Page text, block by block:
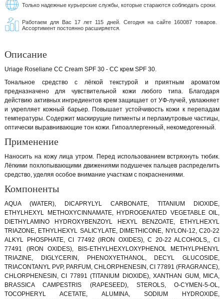
Только надежные курьерские службы, которые стараются соблюдать сроки.
Работаем для Вас 17 лет 115 дней. Сегодня на сайте 160087 товаров.
Ассортимент постоянно расширяется.
Описание
Uriage Roseliane CC Cream SPF 30 - СС крем SPF 30.
Тональное средство с лёгкой текстурой и приятным ароматом
предназначено для чувствительной кожи любого типа. Благодаря
действию активных ингредиентов крем защищает от УФ-лучей, увлажняет
и укрепляет кожный барьер. Повышает устойчивость кожи к перепадам
температуры. Содержит маскирущие пигменты и перламутровые частицы,
оптически выравнивающие тон кожи. Гипоаллергенный, некомедогенный.
Применение
Наносить на кожу лица утром. Перед использованием встряхнуть тюбик.
Лёгкими похлопывающими движениями подушечек пальцев распределить
средство, уделяя особое внимание участкам с покраснениями.
Компоненты
AQUA (WATER), DICAPRYLYL CARBONATE, TITANIUM DIOXIDE,
ETHYLHEXYL METHOXYCINNAMATE, HYDROGENATED VEGETABLE OIL,
DIETHYLAMINO HYDROXYBENZOYL HEXYL BENZOATE, ETHYLHEXYL
TRIAZONE, ETHYLHEXYL SALICYLATE, DIMETHICONE, NYLON-12, C20-22
ALKYL PHOSPHATE, CI 77492 (IRON OXIDES), C 20-22 ALCOHOLS,, CI
77491 (IRON OXIDES), BIS-ETHYLHEXYLOXYPHENOL METHYLPHENYL
TRIAZINE, DIGLYCERIN, PHENOXYETHANOL, DECYL GLUCOSIDE,
TRIACONTANYL PVP, PARFUM, CHLORPHENESIN, CI 77891 (FRAGRANCE),
CHLORPHENESIN, CI 77891 (TITANIUM DIOXIDE), XANTHAN GUM, MICA,
BRASSICA CAMPESTRIS (RAPESEED), STEROLS, O-CYMEN-5-OL,
TOCOPHERYL ACETATE, ALUMINA, SODIUM HYDROXIDE,